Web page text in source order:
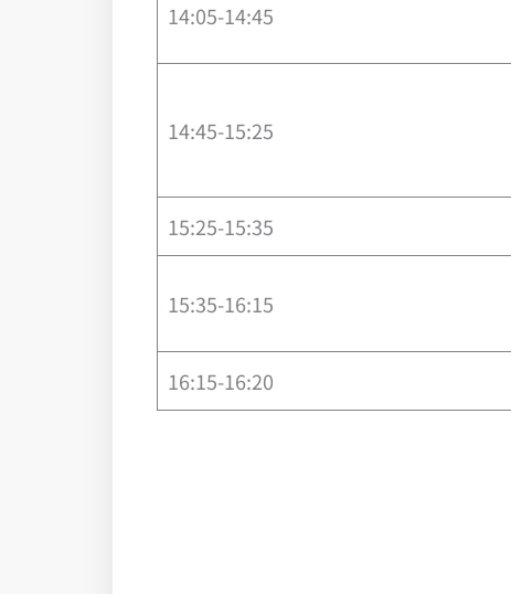
14:05-14:45
14:45-15:25
15:25-15:35
15:35-16:15
16:15-16:20